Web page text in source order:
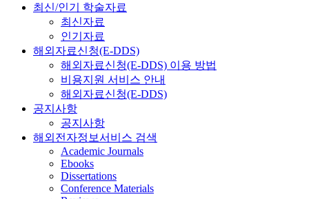
최신/인기 학술자료
최신자료
인기자료
해외자료신청(E-DDS)
해외자료신청(E-DDS) 이용 방법
비용지원 서비스 안내
해외자료신청(E-DDS)
공지사항
공지사항
해외전자정보서비스 검색
Academic Journals
Ebooks
Dissertations
Conference Materials